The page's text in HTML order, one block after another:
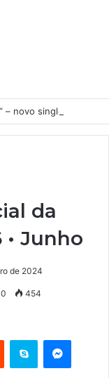
da
• Junho
de 2024
0 454